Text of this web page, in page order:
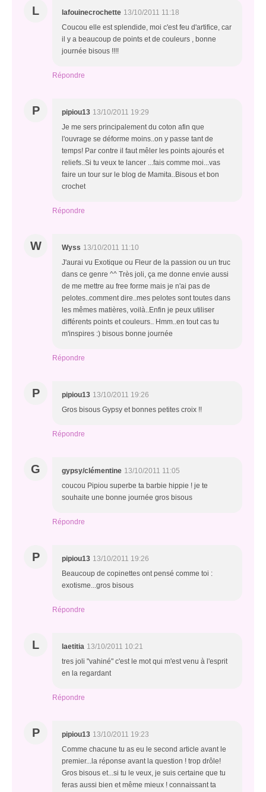
L lafouinecrochette 13/10/2011 11:18
Coucou elle est splendide, moi c'est feu d'artifice, car
il y a beaucoup de points et de couleurs , bonne
journée bisous !!!!
Répondre
P pipiou13 13/10/2011 19:29
Je me sers principalement du coton afin que
l'ouvrage se déforme moins..on y passe tant de
temps! Par contre il faut mêler les points ajourés et
reliefs..Si tu veux te lancer ...fais comme moi...vas
faire un tour sur le blog de Mamita..Bisous et bon
crochet
Répondre
W Wyss 13/10/2011 11:10
J'aurai vu Exotique ou Fleur de la passion ou un truc
dans ce genre ^^ Très joli, ça me donne envie aussi
de me mettre au free forme mais je n'ai pas de
pelotes..comment dire..mes pelotes sont toutes dans
les mêmes matières, voilà..Enfin je peux utiliser
différents points et couleurs.. Hmm..en tout cas tu
m'inspires :) bisous bonne journée
Répondre
P pipiou13 13/10/2011 19:26
Gros bisous Gypsy et bonnes petites croix !!
Répondre
G gypsy/clémentine 13/10/2011 11:05
coucou Pipiou superbe ta barbie hippie ! je te
souhaite une bonne journée gros bisous
Répondre
P pipiou13 13/10/2011 19:26
Beaucoup de copinettes ont pensé comme toi :
exotisme...gros bisous
Répondre
L laetitia 13/10/2011 10:21
tres joli "vahiné" c'est le mot qui m'est venu à l'esprit
en la regardant
Répondre
P pipiou13 13/10/2011 19:23
Comme chacune tu as eu le second article avant le
premier...la réponse avant la question ! trop drôle!
Gros bisous et...si tu le veux, je suis certaine que tu
feras aussi bien et même mieux ! connaissant ta